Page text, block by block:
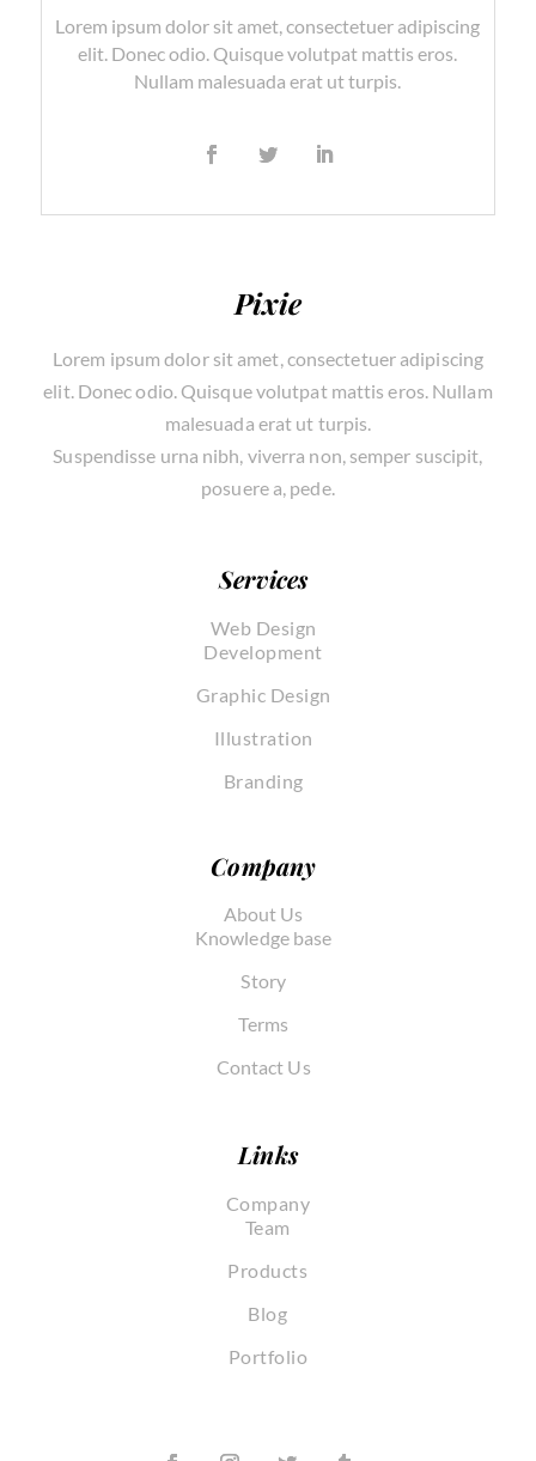
Lorem ipsum dolor sit amet, consectetuer adipiscing
elit. Donec odio. Quisque volutpat mattis eros.
Nullam malesuada erat ut turpis.
Pixie
Lorem ipsum dolor sit amet, consectetuer adipiscing
elit. Donec odio. Quisque volutpat mattis eros. Nullam
malesuada erat ut turpis.
Suspendisse urna nibh, viverra non, semper suscipit,
posuere a, pede.
Services
Web Design
Development
Graphic Design
Illustration
Branding
Company
About Us
Knowledge base
Story
Terms
Contact Us
Links
Company
Team
Products
Blog
Portfolio